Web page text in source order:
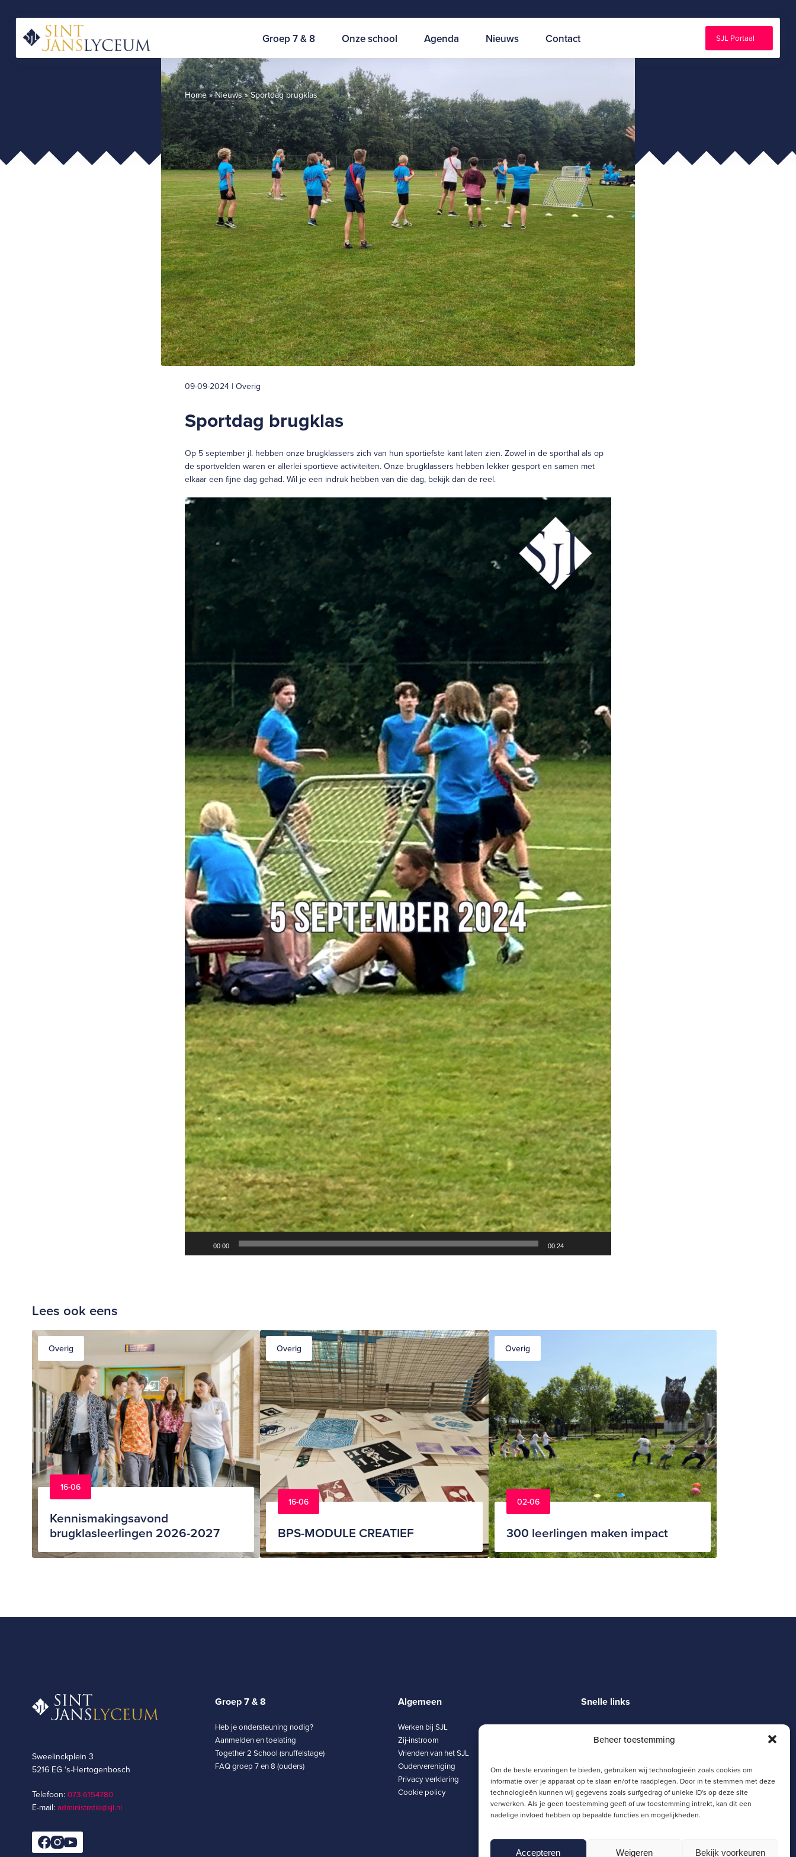
Beheer toestemming
Om de beste ervaringen te bieden, gebruiken wij technologieën zoals cookies om
informatie over je apparaat op te slaan en/of te raadplegen. Door in te stemmen met deze
technologieën kunnen wij gegevens zoals surfgedrag of unieke ID's op deze site
verwerken. Als je geen toestemming geeft of uw toestemming intrekt, kan dit een
nadelige invloed hebben op bepaalde functies en mogelijkheden.
Accepteren Weigeren Bekijk voorkeuren
hoofdinhoud
Home Groep 7 & 8 Onze school Agenda Nieuws Contact SJL Portaal
Home»Nieuws»Sportdag brugklas
09-09-2024 | Overig
Sportdag brugklas
Op 5 september jl. hebben onze brugklassers zich van hun sportiefste kant laten zien. Zowel in de sporthal als op
de sportvelden waren er allerlei sportieve activiteiten. Onze brugklassers hebben lekker gesport en samen met
elkaar een fijne dag gehad. Wil je een indruk hebben van die dag, bekijk dan de reel.
Videospeler
00:00 00:24
Lees ook eens
Overig
16-06
Kennismakingsavond
brugklasleerlingen 2026-2027
Overig
16-06
BPS-MODULE CREATIEF
Overig
02-06
300 leerlingen maken impact
Sweelinckplein 3
5216 EG ‘s-Hertogenbosch
Telefoon: 073-6154780­
E-mail: administratie@sjl.nl
Groep 7 & 8
Heb je ondersteuning nodig?
Aanmelden en toelating
Together 2 School (snuffelstage)
FAQ groep 7 en 8 (ouders)
Algemeen
Werken bij SJL
Zij-instroom
Vrienden van het SJL
Oudervereniging
Privacy verklaring
Cookie policy
Snelle links
Magister
Moodle
SJL Portaal
Schoolgids